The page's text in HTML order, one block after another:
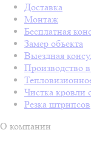
Доставка
Монтаж
Бесплатная
Замер объекта
Выездная
Производство
Чистка кровли
Резка штрипсов
О компании